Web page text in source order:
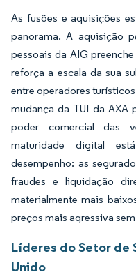
As fusões e aquisições
panorama. A aquisição
pessoais da AIG
reforça a escala da sua
entre operadores
mudança da TUI da AXA
poder comercial das
maturidade digital
desempenho: as
fraudes e liquidação
materialmente mais
preços mais agressiva
Líderes do Setor de
Unido